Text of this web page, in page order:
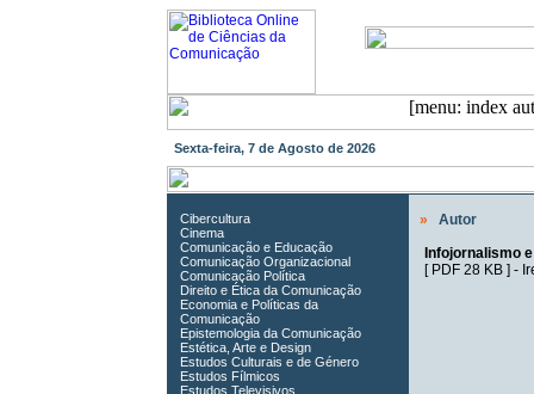
Sexta-feira, 7 de Agosto de 2026
Cibercultura
Cinema
Comunicação e Educação
Comunicação Organizacional
Comunicação Política
Direito e Ética da Comunicação
Economia e Políticas da
Comunicação
Epistemologia da Comunicação
Estética, Arte e Design
Estudos Culturais e de Género
Estudos Fílmicos
Estudos Televisivos
»
Autor
Infojornalismo
[ PDF 28 KB] -